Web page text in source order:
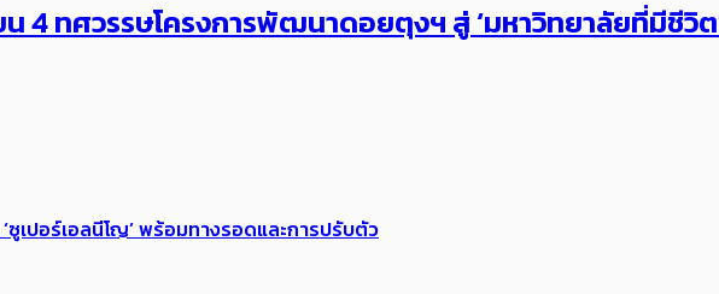
4 ทศวรรษโครงการพัฒนาดอยตุงฯ สู่ ‘มหาวิทยาลัยที่มีชี
ซูเปอร์เอลนีโญ’ พร้อมทางรอดและการปรับตัว